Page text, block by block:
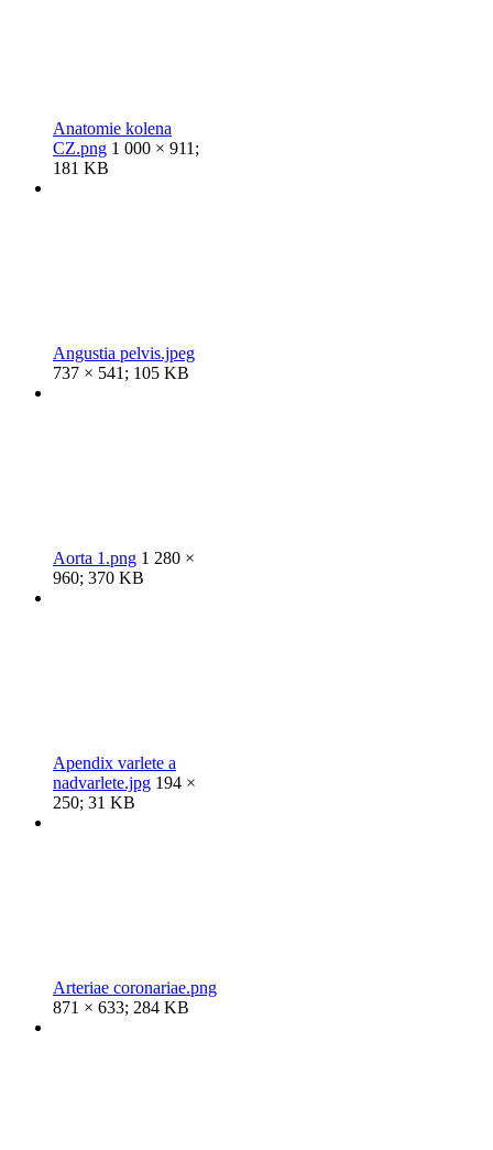
Anatomie kolena
CZ.png 1 000 × 911;
181 KB
Angustia pelvis.jpeg
737 × 541; 105 KB
Aorta 1.png 1 280 ×
960; 370 KB
Apendix varlete a
nadvarlete.jpg 194 ×
250; 31 KB
Arteriae coronariae.png
871 × 633; 284 KB